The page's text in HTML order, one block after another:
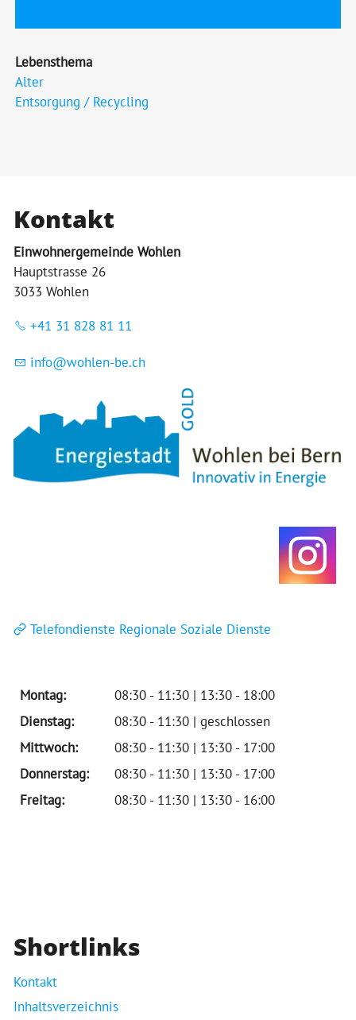
Lebensthema
Alter
Entsorgung / Recycling
Kontakt
Einwohnergemeinde Wohlen
Hauptstrasse 26
3033 Wohlen
+41 31 828 81 11
nf w hl n-b ch
Telefondienste Regionale Soziale Dienste
Montag:
08:30 - 11:30 | 13:30 - 18:00
Dienstag:
08:30 - 11:30 | geschlossen
Mittwoch:
08:30 - 11:30 | 13:30 - 17:00
Donnerstag:
08:30 - 11:30 | 13:30 - 17:00
Freitag:
08:30 - 11:30 | 13:30 - 16:00
Shortlinks
Kontakt
Inhaltsverzeichnis